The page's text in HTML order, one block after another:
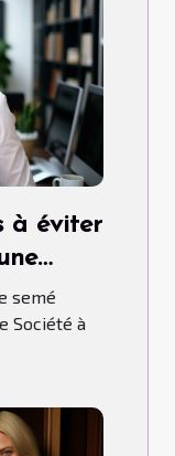
à éviter
semé
Société à